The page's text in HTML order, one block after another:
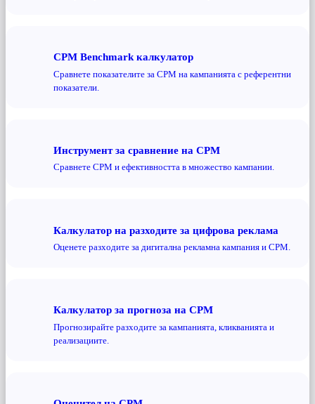
CPM Benchmark калкулатор
Сравнете показателите за CPM на кампанията с референтни
показатели.
Инструмент за сравнение на CPM
Сравнете CPM и ефективността в множество кампании.
Калкулатор на разходите за цифрова реклама
Оценете разходите за дигитална рекламна кампания и CPM.
Калкулатор за прогноза на CPM
Прогнозирайте разходите за кампанията, кликванията и
реализациите.